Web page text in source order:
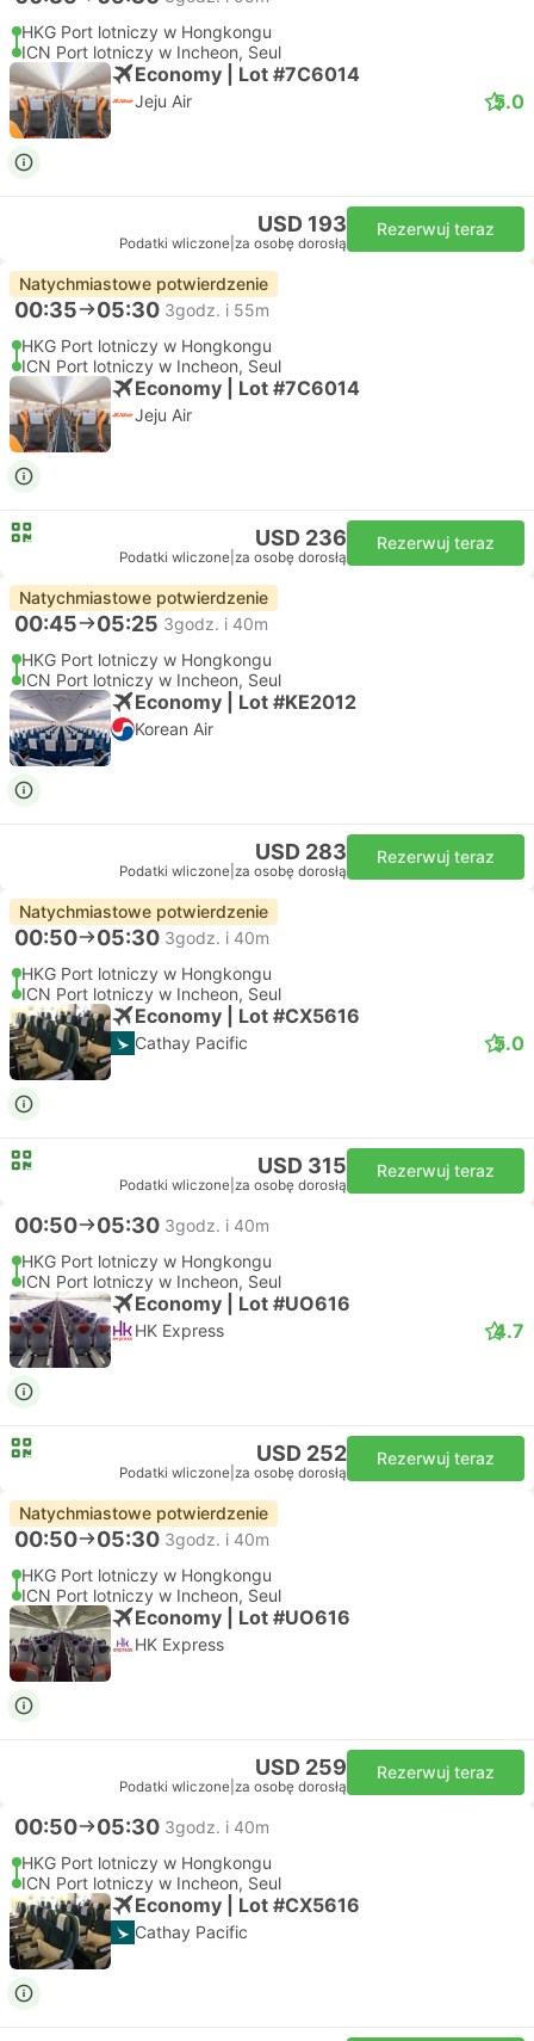
HKG Port lotniczy w Hongkongu
ICN Port lotniczy w Incheon, Seul
Economy | Lot #7C6014
Jeju Air 5.0
USD 193
Podatki wliczone za osobę dorosłą
Rezerwuj teraz
Natychmiastowe potwierdzenie
00:35 05:30 3godz. i 55m
HKG Port lotniczy w Hongkongu
ICN Port lotniczy w Incheon, Seul
Economy | Lot #7C6014
Jeju Air
USD 236
Podatki wliczone za osobę dorosłą
Rezerwuj teraz
Natychmiastowe potwierdzenie
00:45 05:25 3godz. i 40m
HKG Port lotniczy w Hongkongu
ICN Port lotniczy w Incheon, Seul
Economy | Lot #KE2012
Korean Air
USD 283
Podatki wliczone za osobę dorosłą
Rezerwuj teraz
Natychmiastowe potwierdzenie
00:50 05:30 3godz. i 40m
HKG Port lotniczy w Hongkongu
ICN Port lotniczy w Incheon, Seul
Economy | Lot #CX5616
Cathay Pacific 5.0
USD 315
Podatki wliczone za osobę dorosłą
Rezerwuj teraz
00:50 05:30 3godz. i 40m
HKG Port lotniczy w Hongkongu
ICN Port lotniczy w Incheon, Seul
Economy | Lot #UO616
HK Express 4.7
USD 252
Podatki wliczone za osobę dorosłą
Rezerwuj teraz
Natychmiastowe potwierdzenie
00:50 05:30 3godz. i 40m
HKG Port lotniczy w Hongkongu
ICN Port lotniczy w Incheon, Seul
Economy | Lot #UO616
HK Express
USD 259
Podatki wliczone za osobę dorosłą
Rezerwuj teraz
00:50 05:30 3godz. i 40m
HKG Port lotniczy w Hongkongu
ICN Port lotniczy w Incheon, Seul
Economy | Lot #CX5616
Cathay Pacific